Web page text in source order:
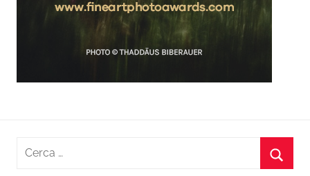
Ricerca